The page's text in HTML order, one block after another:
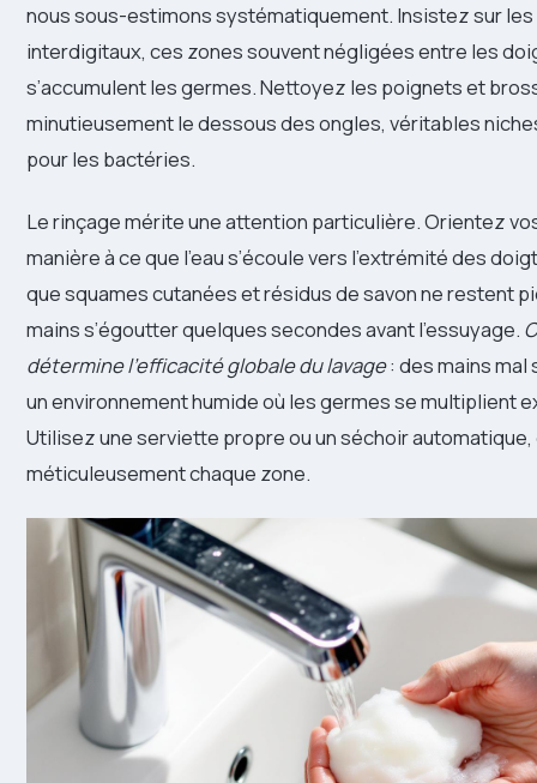
nous sous-estimons systématiquement. Insistez sur
interdigitaux, ces zones souvent négligées entre les
s’accumulent les germes. Nettoyez les poignets et
minutieusement le dessous des ongles, véritables
pour les bactéries.
Le rinçage mérite une attention particulière. Orientez
manière à ce que l’eau s’écoule vers l’extrémité des
que squames cutanées et résidus de savon ne restent
mains s’égoutter quelques secondes avant l’essuyage.
détermine l’efficacité globale du lavage: des mains
un environnement humide où les germes se multiplient
Utilisez une serviette propre ou un séchoir
méticuleusement chaque zone.